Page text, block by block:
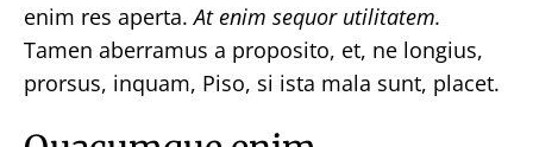
enim res aperta.At enim sequor utilitatem.
Tamen aberramus a proposito, et, ne longius,
prorsus, inquam, Piso, si ista mala sunt, placet.